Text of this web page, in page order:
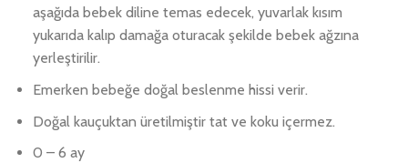
aşağıda bebek diline temas edecek, yuvarlak kısım
yukarıda kalıp damağa oturacak şekilde bebek ağzına
yerleştirilir.
Emerken bebeğe doğal beslenme hissi verir.
Doğal kauçuktan üretilmiştir tat ve koku içermez.
0 – 6 ay